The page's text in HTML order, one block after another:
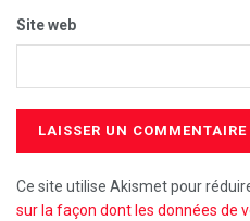
Site web
Ce site utilise Akismet pour
sur la façon dont les données de